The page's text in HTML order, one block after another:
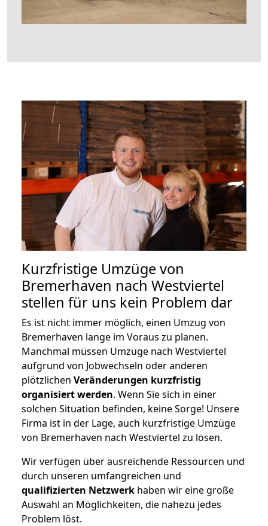
Kurzfristige Umzüge von
Bremerhaven nach Westviertel
stellen für uns kein Problem dar
Es ist nicht immer möglich, einen Umzug von
Bremerhaven lange im Voraus zu planen.
Manchmal müssen Umzüge nach Westviertel
aufgrund von Jobwechseln oder anderen
plötzlichen Veränderungen kurzfristig
organisiert werden. Wenn Sie sich in einer
solchen Situation befinden, keine Sorge! Unsere
Firma ist in der Lage, auch kurzfristige Umzüge
von Bremerhaven nach Westviertel zu lösen.
Wir verfügen über ausreichende Ressourcen und
durch unseren umfangreichen und
qualifizierten Netzwerk haben wir eine große
Auswahl an Möglichkeiten, die nahezu jedes
Problem löst.